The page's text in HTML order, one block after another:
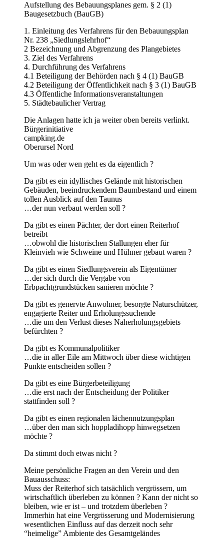
Aufstellung des Bebauungsplanes gem. § 2 (1)
Baugesetzbuch (BauGB)
1. Einleitung des Verfahrens für den Bebauungsplan
Nr. 238 „Siedlungslehrhof“
2 Bezeichnung und Abgrenzung des Plangebietes
3. Ziel des Verfahrens
4. Durchführung des Verfahrens
4.1 Beteiligung der Behörden nach § 4 (1) BauGB
4.2 Beteiligung der Öffentlichkeit nach § 3 (1) BauGB
4.3 Öffentliche Informationsveranstaltungen
5. Städtebaulicher Vertrag
Die Anlagen hatte ich ja weiter oben bereits verlinkt.
Bürgerinitiative
campking.de
Oberursel Nord
Um was oder wen geht es da eigentlich ?
Da gibt es ein idyllisches Gelände mit historischen
Gebäuden, beeindruckendem Baumbestand und einem
tollen Ausblick auf den Taunus
…der nun verbaut werden soll ?
Da gibt es einen Pächter, der dort einen Reiterhof
betreibt
…obwohl die historischen Stallungen eher für
Kleinvieh wie Schweine und Hühner gebaut waren ?
Da gibt es einen Siedlungsverein als Eigentümer
…der sich durch die Vergabe von
Erbpachtgrundstücken sanieren möchte ?
Da gibt es genervte Anwohner, besorgte Naturschützer,
engagierte Reiter und Erholungssuchende
…die um den Verlust dieses Naherholungsgebiets
befürchten ?
Da gibt es Kommunalpolitiker
…die in aller Eile am Mittwoch über diese wichtigen
Punkte entscheiden sollen ?
Da gibt es eine Bürgerbeteiligung
…die erst nach der Entscheidung der Politiker
stattfinden soll ?
Da gibt es einen regionalen lächennutzungsplan
…über den man sich hoppladihopp hinwegsetzen
möchte ?
Da stimmt doch etwas nicht ?
Meine persönliche Fragen an den Verein und den
Bauausschuss:
Muss der Reiterhof sich tatsächlich vergrössern, um
wirtschaftlich überleben zu können ? Kann der nicht so
bleiben, wie er ist – und trotzdem überleben ?
Immerhin hat eine Vergrösserung und Modernisierung
wesentlichen Einfluss auf das derzeit noch sehr
“heimelige” Ambiente des Gesamtgeländes